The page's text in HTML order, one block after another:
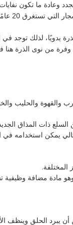
وعادة ما تكون
يدويًا، لذلك توجد في
وفرة من نوى الذرة هنا
والحليب
يمكن استخدامه في
وهو مادة مضافة
أن يبرد الحلق وينظف